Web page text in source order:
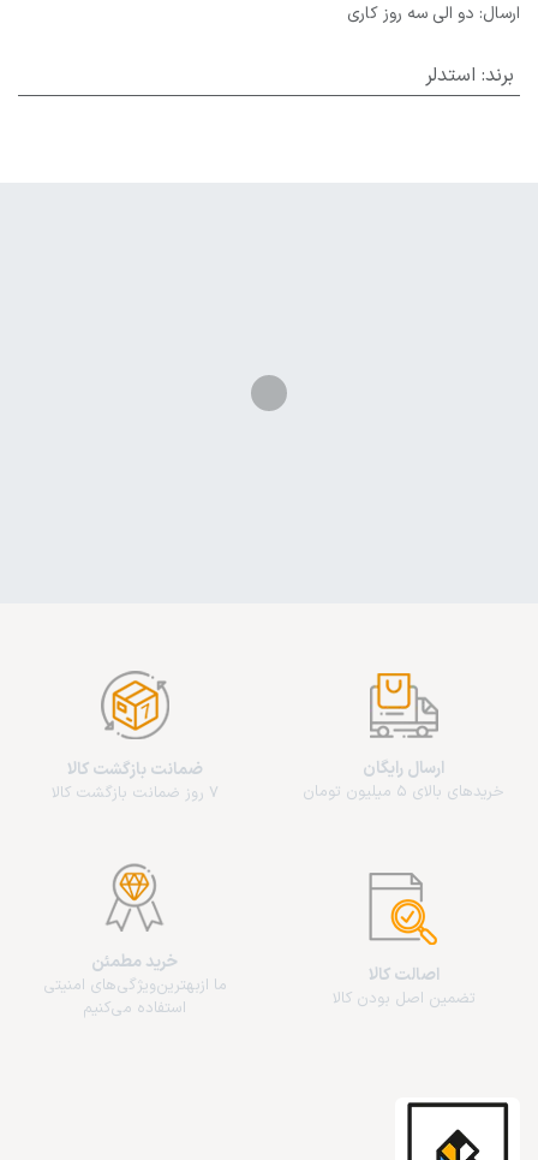
ارسال: دو الی سه روز کاری
برند: استدلر
ارسال رایگان
خریدهای بالای 5 میلیون تومان
ضمانت بازگشت کالا
7 روز ضمانت بازگشت کالا
اصالت کالا
تضمین اصل بودن کالا
خرید مطمئن
ما از‌بهترین‌ویژگی‌های امنیتی
استفاده می‌کنیم